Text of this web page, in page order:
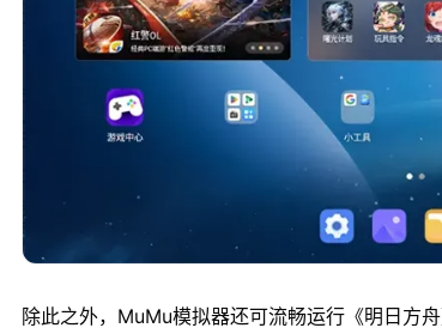
除此之外，MuMu模拟器还可流畅运行《明日方